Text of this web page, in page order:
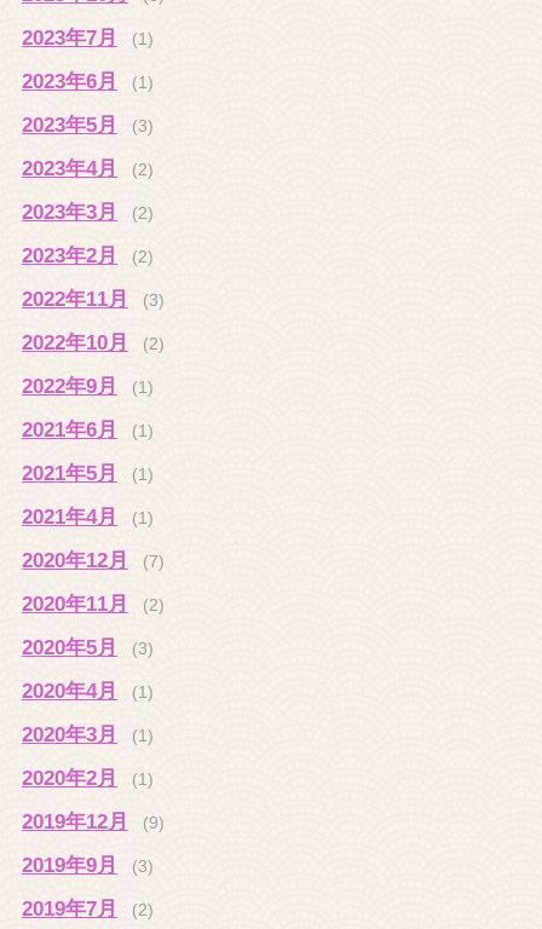
2023年7月 (1)
2023年6月 (1)
2023年5月 (3)
2023年4月 (2)
2023年3月 (2)
2023年2月 (2)
2022年11月 (3)
2022年10月 (2)
2022年9月 (1)
2021年6月 (1)
2021年5月 (1)
2021年4月 (1)
2020年12月 (7)
2020年11月 (2)
2020年5月 (3)
2020年4月 (1)
2020年3月 (1)
2020年2月 (1)
2019年12月 (9)
2019年9月 (3)
2019年7月 (2)